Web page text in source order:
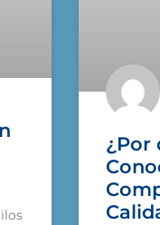
¿Por